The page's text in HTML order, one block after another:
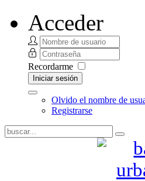
Acceder
Recordarme
Iniciar sesión
Olvido el nombre de
Registrarse